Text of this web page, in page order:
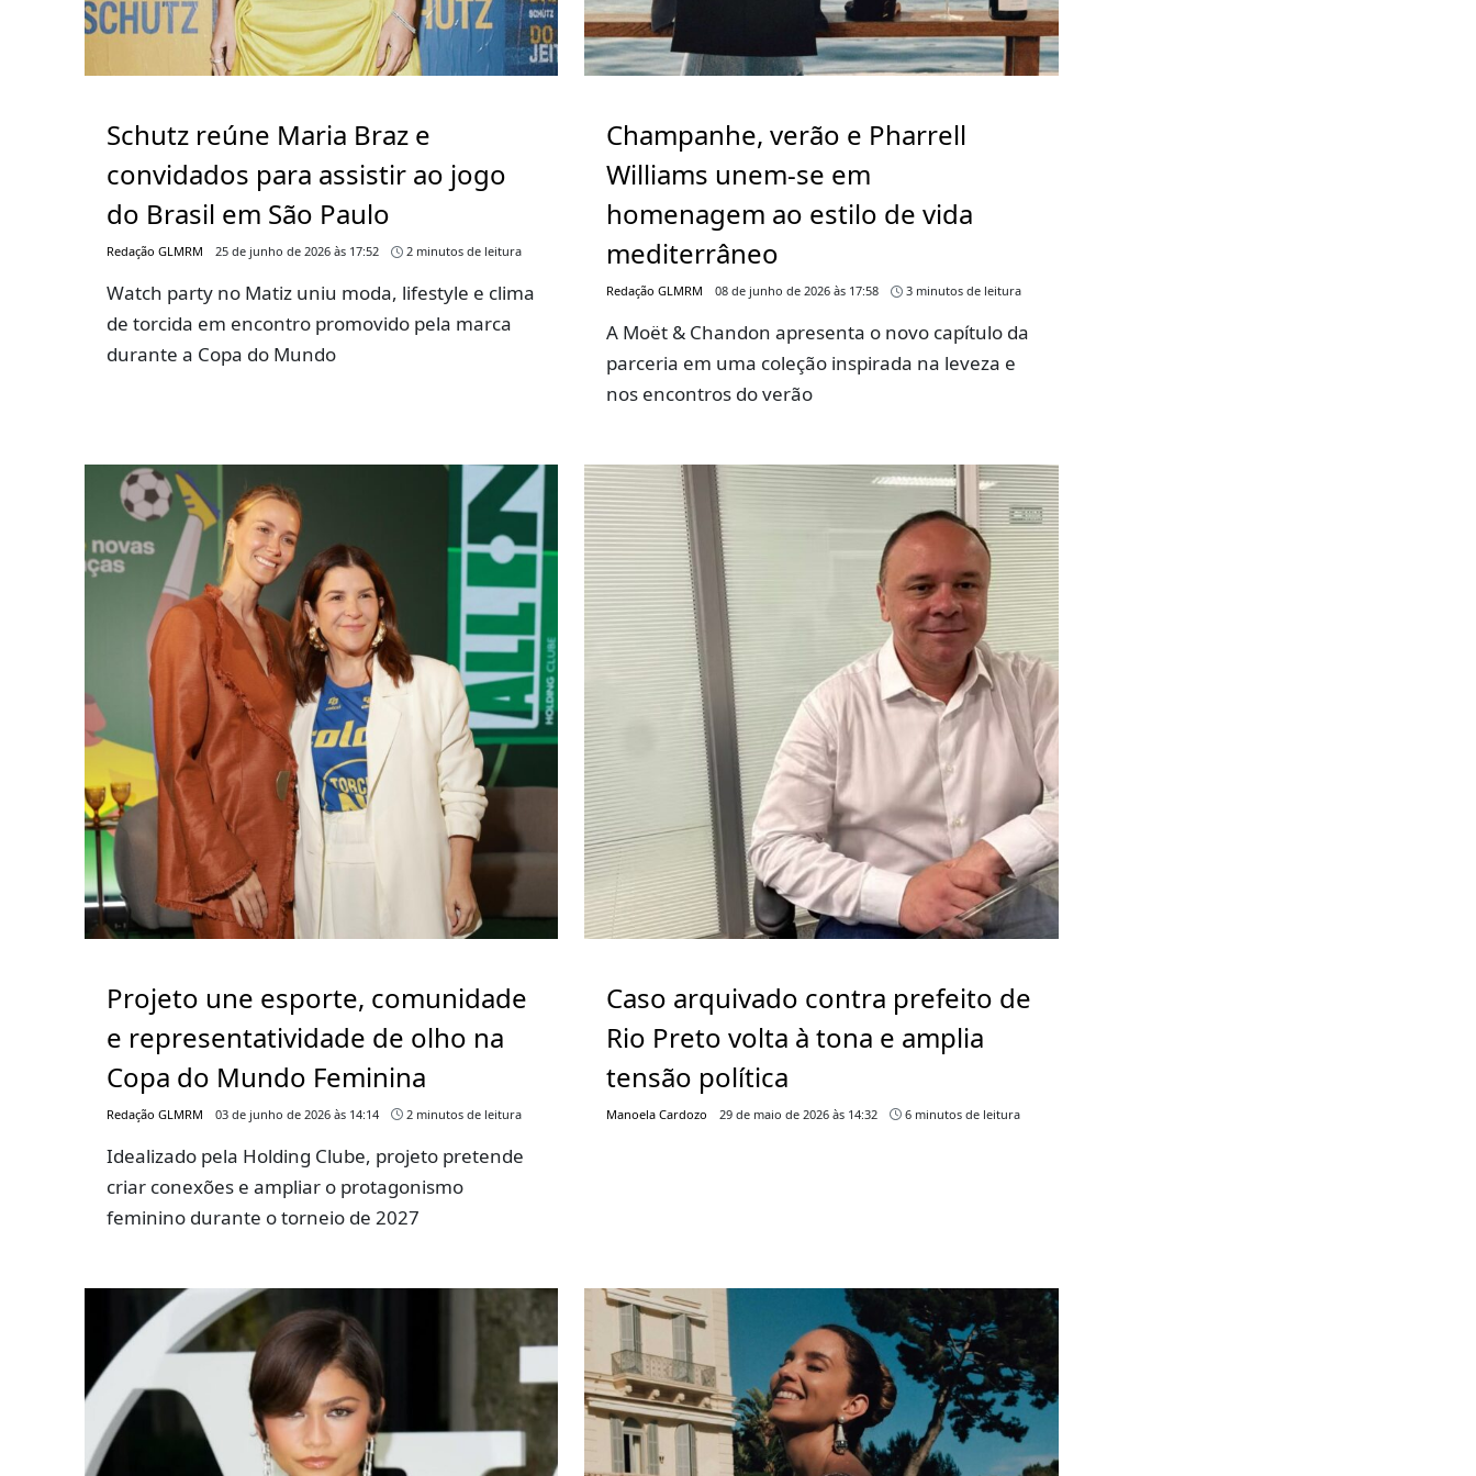
Schutz reúne Maria Braz e
convidados para assistir ao jogo
do Brasil em São Paulo
Redação GLMRM 25 de junho de 2026 às 17:52 2 minutos de leitura
Watch party no Matiz uniu moda, lifestyle e clima
de torcida em encontro promovido pela marca
durante a Copa do Mundo
Champanhe, verão e Pharrell
Williams unem-se em
homenagem ao estilo de vida
mediterrâneo
Redação GLMRM 08 de junho de 2026 às 17:58 3 minutos de leitura
A Moët & Chandon apresenta o novo capítulo da
parceria em uma coleção inspirada na leveza e
nos encontros do verão
Projeto une esporte, comunidade
e representatividade de olho na
Copa do Mundo Feminina
Redação GLMRM 03 de junho de 2026 às 14:14 2 minutos de leitura
Idealizado pela Holding Clube, projeto pretende
criar conexões e ampliar o protagonismo
feminino durante o torneio de 2027
Caso arquivado contra prefeito de
Rio Preto volta à tona e amplia
tensão política
Manoela Cardozo 29 de maio de 2026 às 14:32 6 minutos de leitura